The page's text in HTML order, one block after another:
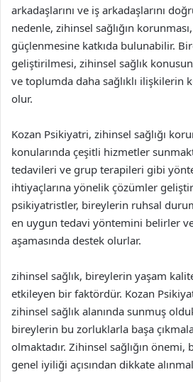
arkadaşlarını ve iş arkadaşlarını
nedenle, zihinsel sağlığın
güçlenmesine katkıda bulunabilir.
geliştirilmesi, zihinsel sağlık
ve toplumda daha sağlıklı ilişkilerin
olur.
Kozan Psikiyatri, zihinsel sağlığı
konularında çeşitli hizmetler
tedavileri ve grup terapileri gibi
ihtiyaçlarına yönelik çözümler
psikiyatristler, bireylerin ruhsal
en uygun tedavi yöntemini belirler
aşamasında destek olurlar.
zihinsel sağlık, bireylerin yaşam
etkileyen bir faktördür. Kozan
zihinsel sağlık alanında sunmuş
bireylerin bu zorluklarla başa
olmaktadır. Zihinsel sağlığın
genel iyiliği açısından dikkate